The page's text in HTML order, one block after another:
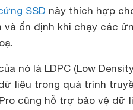
SSD này thích hợp
và ổn định khi chạy các
nó là LDPC (Low
liệu trong quá trình
cũng hỗ trợ bảo vệ dữ